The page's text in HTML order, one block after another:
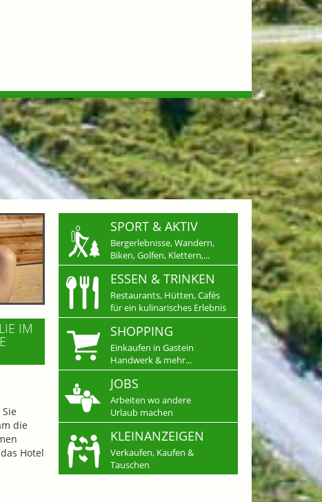
IM
die
Hotel
SPORT & AKTIV
Bergerlebnisse, Wandern,
Biken, Golfen, Klettern,...
ESSEN & TRINKEN
Restaurants, Hütten, Cafés
für ein kulinarisches Erlebnis
SHOPPING
Einkaufen in Gastein
Handwerk & mehr...
JOBS
Arbeiten wo andere
Urlaub machen
KLEINANZEIGEN
Verkaufen, Kaufen &
Tauschen